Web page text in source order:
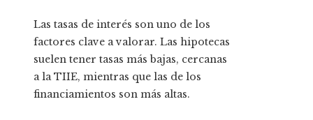
Las tasas de interés son uno de los
factores clave a valorar. Las hipotecas
suelen tener tasas más bajas, cercanas
a la TIIE, mientras que las de los
financiamientos son más altas.